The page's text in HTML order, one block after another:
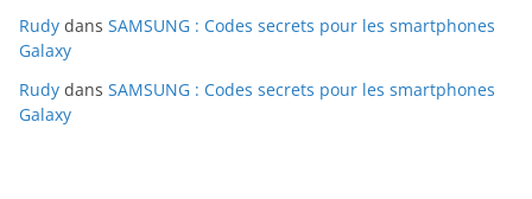
Rudy dans SAMSUNG : Codes secrets pour les smartphones
Galaxy
Rudy dans SAMSUNG : Codes secrets pour les smartphones
Galaxy